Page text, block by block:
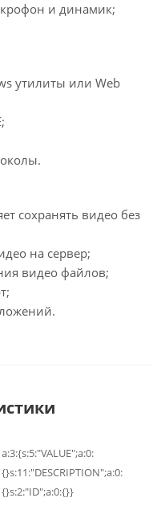
и динамик;
утилиты или Web
сохранять видео без
на сервер;
видео файлов;
a:3:{s:5:"VALUE";a:0:
{}s:11:"DESCRIPTION";a:0:
{}s:2:"ID";a:0:{}}